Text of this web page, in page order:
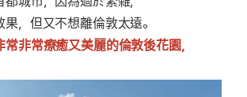
，但又不想離倫敦太遠。
常非常療癒又美麗的倫敦後花園，